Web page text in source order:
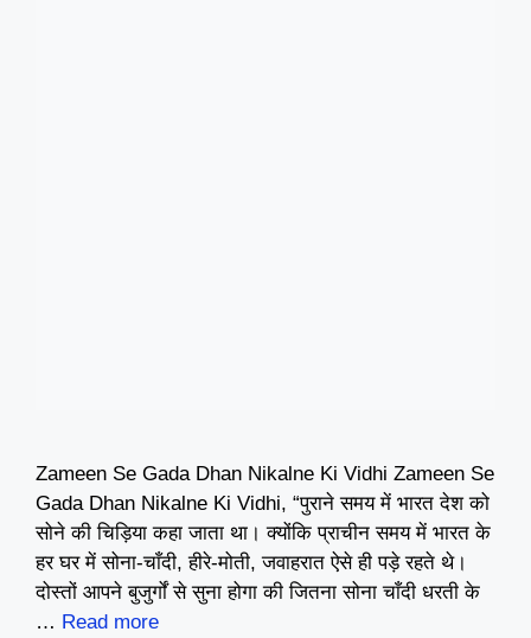
Zameen Se Gada Dhan Nikalne Ki Vidhi Zameen Se
Gada Dhan Nikalne Ki Vidhi, “पुराने समय में भारत देश को
सोने की चिड़िया कहा जाता था। क्योंकि प्राचीन समय में भारत के
हर घर में सोना-चाँदी, हीरे-मोती, जवाहरात ऐसे ही पड़े रहते थे।
दोस्तों आपने बुजुर्गों से सुना होगा की जितना सोना चाँदी धरती के
… Read more